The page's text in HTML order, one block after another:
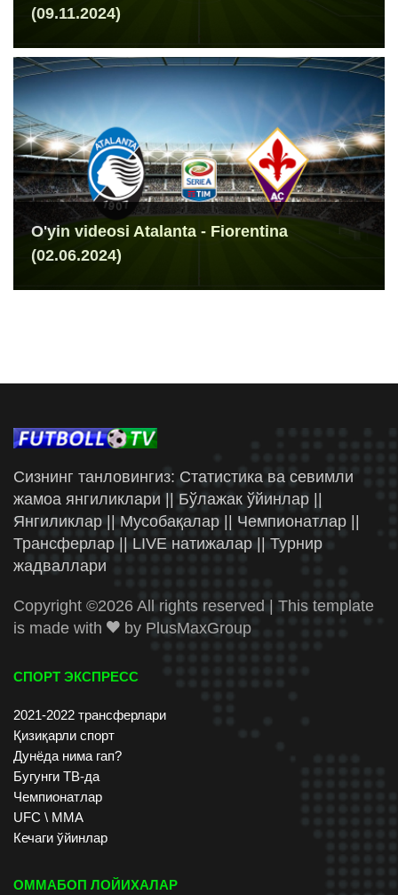
(09.11.2024)
O'yin videosi Atalanta - Fiorentina
(02.06.2024)
Сизнинг танловингиз: Статистика ва севимли
жамоа янгиликлари || Бўлажак ўйинлар ||
Янгиликлар || Мусобақалар || Чемпионатлар ||
Трансферлар || LIVE натижалар || Турнир
жадваллари
Copyright ©2026 All rights reserved | This template
is made with
by PlusMaxGroup
СПОРТ ЭКСПРЕСС
2021-2022 трансферлари
Қизиқарли спорт
Дунёда нима гап?
Бугунги ТВ-да
Чемпионатлар
UFC \ ММА
Кечаги ўйинлар
ОММАБОП ЛОЙИХАЛАР